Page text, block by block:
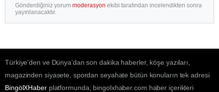
Gönderdiğiniz yorum moderasyon ekibi tarafından incelendikten sonra
yayınlanacaktır.
Türkiye'den ve Dünya’dan son dakika haberler, köşe yazıları,
magazinden siyasete, spordan seyahate bütün konuların tek adresi
BingölXHaber platformunda; bingolxhaber.com haber içerikleri